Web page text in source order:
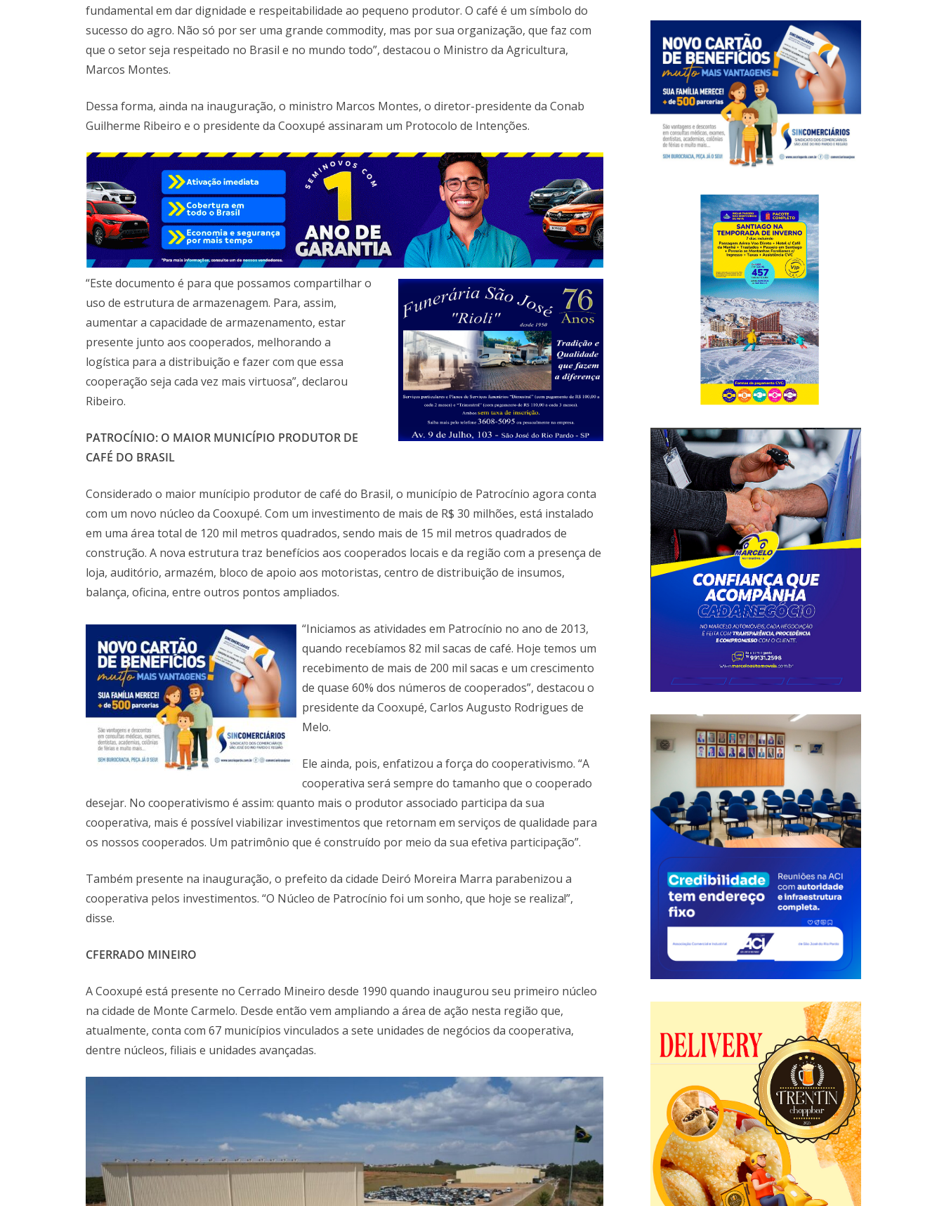
fundamental em dar dignidade e respeitabilidade ao pequeno produtor. O café é um símbolo do
sucesso do agro. Não só por ser uma grande commodity, mas por sua organização, que faz com
que o setor seja respeitado no Brasil e no mundo todo”, destacou o Ministro da Agricultura,
Marcos Montes.
Dessa forma, ainda na inauguração, o ministro Marcos Montes, o diretor-presidente da Conab
Guilherme Ribeiro e o presidente da Cooxupé assinaram um Protocolo de Intenções.
“Este documento é para que possamos compartilhar o
uso de estrutura de armazenagem. Para, assim,
aumentar a capacidade de armazenamento, estar
presente junto aos cooperados, melhorando a
logística para a distribuição e fazer com que essa
cooperação seja cada vez mais virtuosa”, declarou
Ribeiro.
PATROCÍNIO: O MAIOR MUNICÍPIO PRODUTOR DE
CAFÉ DO BRASIL
Considerado o maior munícipio produtor de café do Brasil, o município de Patrocínio agora conta
com um novo núcleo da Cooxupé. Com um investimento de mais de R$ 30 milhões, está instalado
em uma área total de 120 mil metros quadrados, sendo mais de 15 mil metros quadrados de
construção. A nova estrutura traz benefícios aos cooperados locais e da região com a presença de
loja, auditório, armazém, bloco de apoio aos motoristas, centro de distribuição de insumos,
balança, oficina, entre outros pontos ampliados.
“Iniciamos as atividades em Patrocínio no ano de 2013,
quando recebíamos 82 mil sacas de café. Hoje temos um
recebimento de mais de 200 mil sacas e um crescimento
de quase 60% dos números de cooperados”, destacou o
presidente da Cooxupé, Carlos Augusto Rodrigues de
Melo.
Ele ainda, pois, enfatizou a força do cooperativismo. “A
cooperativa será sempre do tamanho que o cooperado
desejar. No cooperativismo é assim: quanto mais o produtor associado participa da sua
cooperativa, mais é possível viabilizar investimentos que retornam em serviços de qualidade para
os nossos cooperados. Um patrimônio que é construído por meio da sua efetiva participação”.
Também presente na inauguração, o prefeito da cidade Deiró Moreira Marra parabenizou a
cooperativa pelos investimentos. “O Núcleo de Patrocínio foi um sonho, que hoje se realiza!”,
disse.
CFERRADO MINEIRO
A Cooxupé está presente no Cerrado Mineiro desde 1990 quando inaugurou seu primeiro núcleo
na cidade de Monte Carmelo. Desde então vem ampliando a área de ação nesta região que,
atualmente, conta com 67 municípios vinculados a sete unidades de negócios da cooperativa,
dentre núcleos, filiais e unidades avançadas.